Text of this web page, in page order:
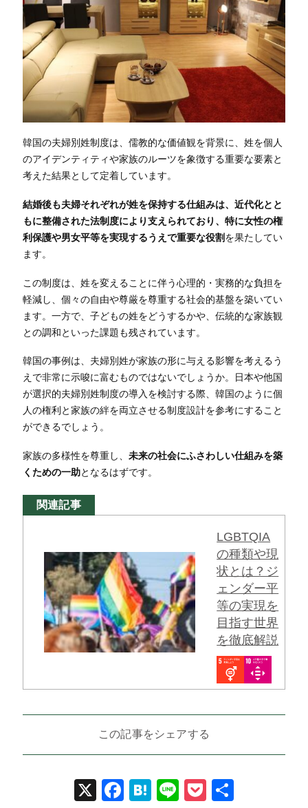
韓国の夫婦別姓制度は、儒教的な価値観を背景に、姓を個人
のアイデンティティや家族のルーツを象徴する重要な要素と
考えた結果として定着しています。
結婚後も夫婦それぞれが姓を保持する仕組みは、近代化とと
もに整備された法制度により支えられており、特に女性の権
利保護や男女平等を実現するうえで重要な役割を果たしてい
ます。
この制度は、姓を変えることに伴う心理的・実務的な負担を
軽減し、個々の自由や尊厳を尊重する社会的基盤を築いてい
ます。一方で、子どもの姓をどうするかや、伝統的な家族観
との調和といった課題も残されています。
韓国の事例は、夫婦別姓が家族の形に与える影響を考えるう
えで非常に示唆に富むものではないでしょうか。日本や他国
が選択的夫婦別姓制度の導入を検討する際、韓国のように個
人の権利と家族の絆を両立させる制度設計を参考にすること
ができるでしょう。
家族の多様性を尊重し、 未来の社会にふさわしい仕組みを築
くための一助となるはずです。
関連記事
LGBTQIA
の種類や現
状とは？ジ
ェンダー平
等の実現を
目指す世界
を徹底解説
この記事をシェアする
X Facebook
Hatena
LinePocket